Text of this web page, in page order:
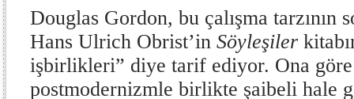
Douglas Gordon, bu çalışma tarzının
Hans Ulrich Obrist’in Söyleşiler
işbirlikleri” diye tarif ediyor. Ona
postmodernizmle birlikte şaibeli hale